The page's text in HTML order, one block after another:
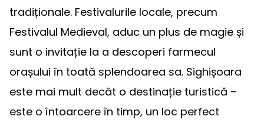
tradiționale. Festivalurile locale, precum
Festivalul Medieval, aduc un plus de magie și
sunt o invitație la a descoperi farmecul
orașului în toată splendoarea sa. Sighișoara
este mai mult decât o destinație turistică –
este o întoarcere în timp, un loc perfect